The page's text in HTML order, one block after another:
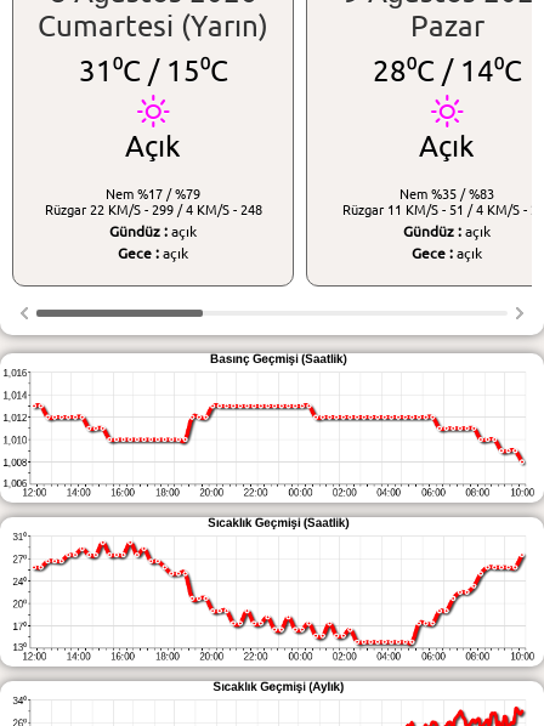
Cumartesi (Yarın)
31⁰C /15⁰C
Açık
Nem %17 / %79
Rüzgar 22 KM/S - 299 / 4 KM/S - 248
Gündüz : açık
Gece : açık
Pazar
28⁰C /14⁰C
Açık
Nem %35 / %83
Rüzgar 11 KM/S - 51 / 4 KM/S -
Gündüz : açık
Gece : açık